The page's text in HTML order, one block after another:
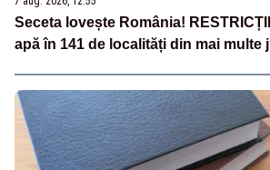
Seceta lovește România!
apă în 141 de localități din mai multe